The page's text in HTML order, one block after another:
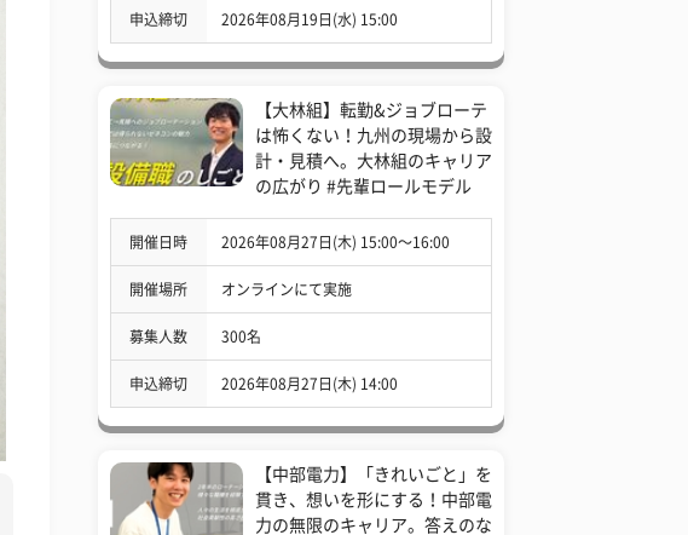
申込締切 2026年08月19日(水) 15:00
【大林組】転勤&ジョブローテ
は怖くない！九州の現場から設
計・見積へ。大林組のキャリア
の広がり #先輩ロールモデル
開催日時 2026年08月27日(木) 15:00〜16:00
開催場所 オンラインにて実施
募集人数 300名
申込締切 2026年08月27日(木) 14:00
【中部電力】「きれいごと」を
貫き、想いを形にする！中部電
力の無限のキャリア。答えのな